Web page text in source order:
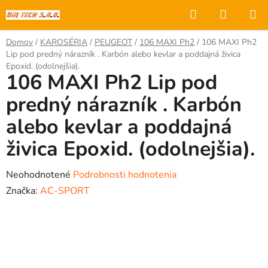
na
obsah
Hľadať
KOŠÍK
Domov / KAROSÉRIA / PEUGEOT / 106 MAXI Ph2 / 106 MAXI Ph2
Lip pod predný nárazník . Karbón alebo kevlar a poddajná živica
Epoxid. (odolnejšia).
106 MAXI Ph2 Lip pod
predný nárazník . Karbón
alebo kevlar a poddajná
živica Epoxid. (odolnejšia).
Priemerné
hodnotenie
Neohodnotené Podrobnosti hodnotenia
Značka: AC-SPORT